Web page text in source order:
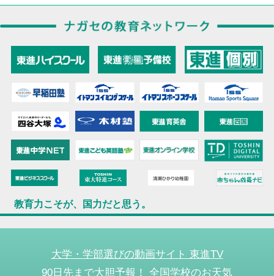
教育力こそが、国力だと思う。
大学・学部選びの動画サイト 東進TV
90日先まで大胆予報！ 全国学校のお天気